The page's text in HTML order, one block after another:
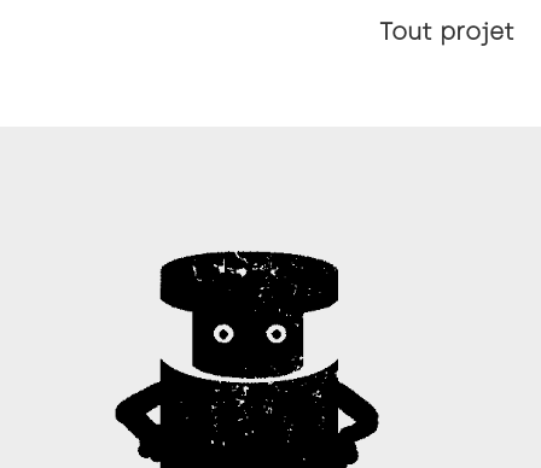
Tout projet